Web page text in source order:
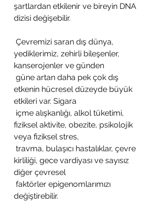
şartlardan etkilenir ve bireyin DNA
dizisi değişebilir.
yediklerimiz, zehirli bileşenler,
kanserojenler ve günden
etkenin hücresel düzeyde büyük
etkileri var. Sigara
fiziksel aktivite, obezite, psikolojik
veya fiziksel stres,
kirliliği, gece vardiyası ve sayısız
diğer çevresel
değiştirebilir.